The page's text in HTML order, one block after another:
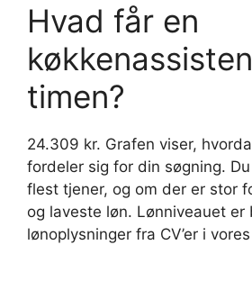
Hvad får en
timen?
24.309 kr. Grafen viser,
fordeler sig for din søgning.
flest tjener, og om der er stor
og laveste løn. Lønniveauet er
lønoplysninger fra CV’er i